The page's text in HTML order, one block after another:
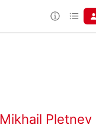
Mikhail Pletnev